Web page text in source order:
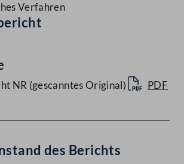
Verfahren
NR (gescanntes Original) PDF
des Berichts